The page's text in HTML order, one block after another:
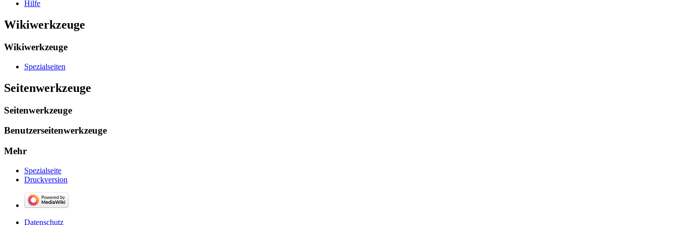
Hilfe
Wikiwerkzeuge
Wikiwerkzeuge
Spezialseiten
Seitenwerkzeuge
Seitenwerkzeuge
Benutzerseitenwerkzeuge
Mehr
Spezialseite
Druckversion
Datenschutz